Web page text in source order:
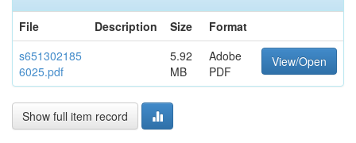
File
Description Size
Format
s651302185
6025.pdf
5.92
MB
Adobe
PDF
View/Open
Show full item record